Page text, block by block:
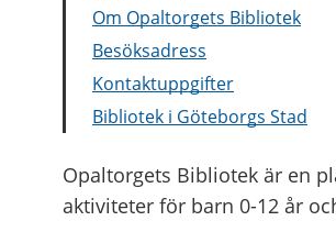
Om Opaltorgets Bibliotek
Besöksadress
Kontaktuppgifter
Bibliotek i Göteborgs Stad
Opaltorgets Bibliotek är en
aktiviteter för barn 0-12 år